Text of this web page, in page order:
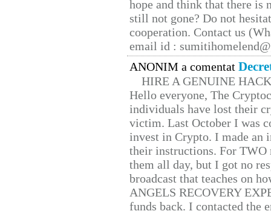
hope and think that there is
still not gone? Do not
cooperation. Contact us
email id :
ANONIM a comentat
HIRE A GENUINE
Hello everyone, The
individuals have lost their
victim. Last October I was
invest in Crypto. I made
their instructions. For TWO
them all day, but I got no
broadcast that teaches on
ANGELS RECOVERY
funds back. I contacted the